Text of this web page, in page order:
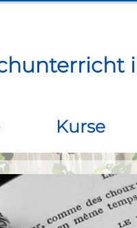
Kurse